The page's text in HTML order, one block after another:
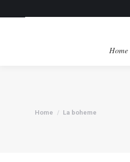
Home
Home La boheme